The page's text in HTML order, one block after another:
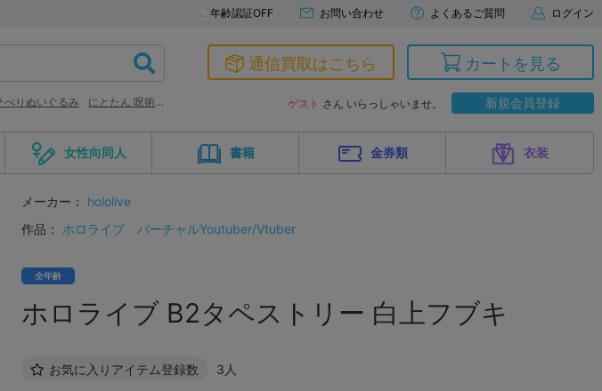
年齢認証OFF お問い合わせ よくあるご質問 ログイン
りぬいぐるみ にとたん 呪術廻戦
通信買取はこちら カートを見る
ゲスト さん いらっしゃいませ。 新規会員登録
女性向同人 書籍 金券類 衣装
メーカー：
hololive
作品：
ホロライブ バーチャルYoutuber/Vtuber
全年齢
ホロライブ B2タペストリー 白上フブキ
お気に入りアイテム登録数 3人